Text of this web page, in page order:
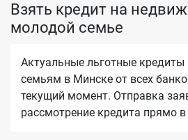
Взять кредит на
молодой семье
Актуальные льготные
семьям в Минске от всех
текущий момент. Отправка
рассмотрение кредита прямо в